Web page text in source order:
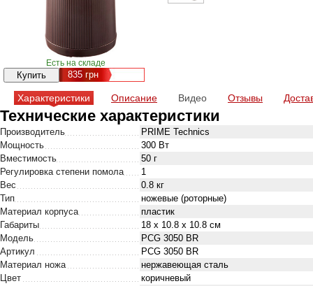
Есть на складе
835грн
Характеристики Описание Видео Отзывы
Технические характеристики
Производитель
PRIME Technics
Мощность
300 Вт
Вместимость
50 г
Регулировка степени помола
1
Вес
0.8 кг
Тип
ножевые (роторные)
Материал корпуса
пластик
Габариты
18 х 10.8 х 10.8 см
Модель
PCG 3050 BR
Артикул
PCG 3050 BR
Материал ножа
нержавеющая сталь
Цвет
коричневый